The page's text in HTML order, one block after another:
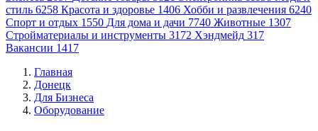
стиль 6258 Красота и здоровье 1406 Хобби и развлечения 6240
Спорт и отдых 1550 Для дома и дачи 7740 Животные 1307
Стройматериалы и инструменты 3172 Хэндмейд 317
Вакансии 1417
Главная
Донецк
Для Бизнеса
Оборудование